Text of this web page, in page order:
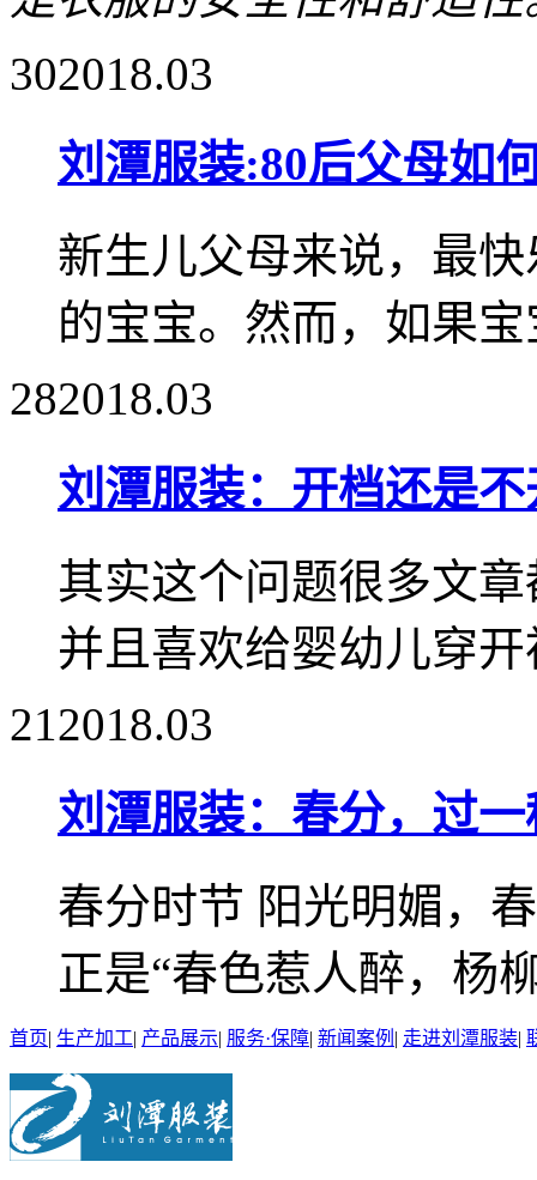
302018.03
刘潭服装:80后父母如
新生儿父母来说，最
的宝宝。然而，如果
282018.03
刘潭服装：开档还是
其实这个问题很多文
并且喜欢给婴幼儿穿
212018.03
刘潭服装：春分，过
春分时节 阳光明媚，
正是“春色惹人醉，杨
首页| 生产加工| 产品展示| 服务·保障| 新闻案例 | 走进刘潭服装|